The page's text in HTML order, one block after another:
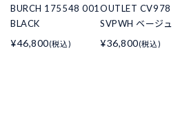
BURCH 175548 001
BLACK
¥46,800(税込)
OUTLET CV978
SVPWH ベージュ
¥36,800(税込)